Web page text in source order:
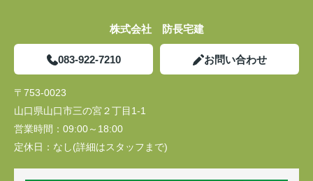
株式会社 防長宅建
083-922-7210 お問い合わせ
〒753-0023
山口県山口市三の宮２丁目1-1
営業時間： 09:00～18:00
定休日： なし(詳細はスタッフまで)